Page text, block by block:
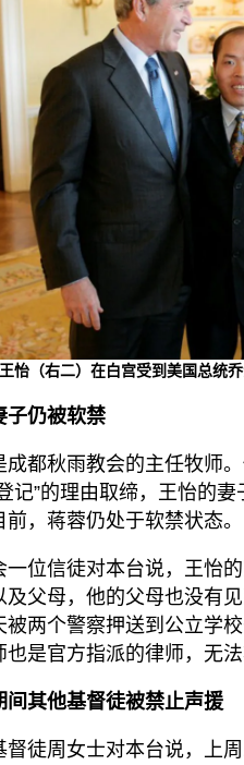
怡（右二）在白宫受到美国总统乔
子仍被软禁
成都秋雨教会的主任牧师
记”的理由取缔，王怡的
前，蒋蓉仍处于软禁状态。
一位信徒对本台说，王怡
及父母，他的父母也没有
被两个警察押送到公立学
也是官方指派的律师，无
间其他基督徒被禁止声援
督徒周女士对本台说，上